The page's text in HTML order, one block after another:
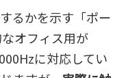
るかを示す「ポー
オフィス用が
に対応してい